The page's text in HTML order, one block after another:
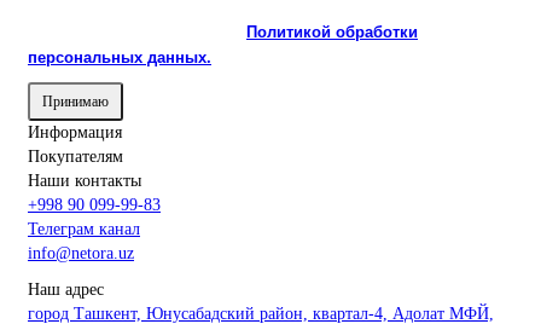
Политикой обработки
персональных данных.
Принимаю
Информация
Покупателям
Наши контакты
+998 90 099-99-83
Телеграм канал
info@netora.uz
Наш адрес
город Ташкент, Юнусабадский район, квартал-4, Адолат МФЙ,